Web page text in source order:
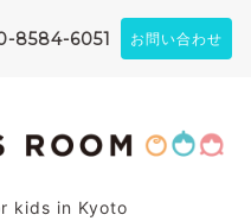
8584-6051 お問い合わせ
kids in Kyoto